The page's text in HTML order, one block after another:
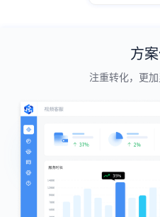
方
注重转化，更